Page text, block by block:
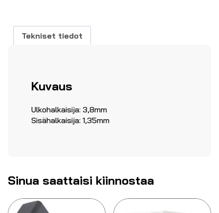
Tekniset tiedot
Kuvaus
Ulkohalkaisija: 3,8mm
Sisähalkaisija: 1,35mm
Sinua saattaisi kiinnostaa